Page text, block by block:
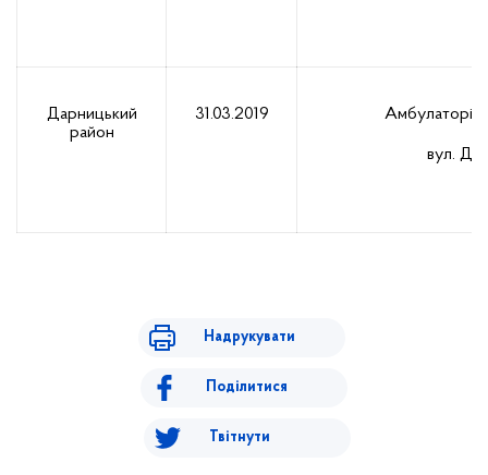
Дарницький
район
31.03.2019
вул.
Надрукувати
Поділитися
Твітнути